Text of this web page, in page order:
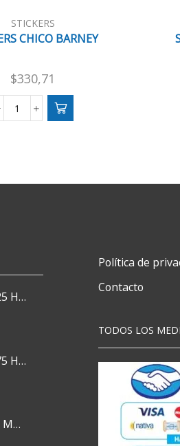
STICKERS
CHICO BARNEY
$330,71
STICKERS
ESPIRAL PLASTICO 7 MM P/25 HJS X50x3000
ESPIRAL PLASTICO 9 MM P/75 HJS X50X2400
SILICONA BARRA CBX FINA 7 MM 28 CM
Política de
Contacto
TODOS LOS